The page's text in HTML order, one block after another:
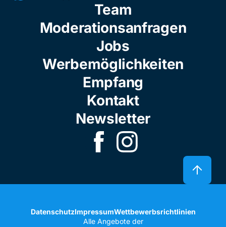
Team
Moderationsanfragen
Jobs
Werbemöglichkeiten
Empfang
Kontakt
Newsletter
DatenschutzImpressumWettbewerbsrichtlinien
Alle Angebote der